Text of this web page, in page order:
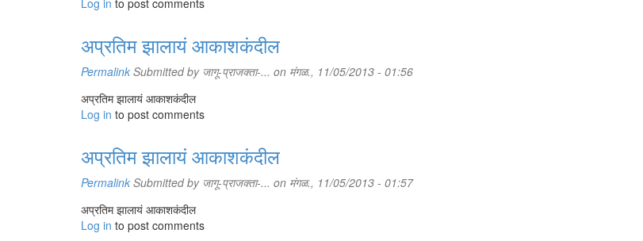
Log in to post comments
अप्रतिम झालायं आकाशकंदील
Permalink Submitted by जागू-प्राजक्ता-... on मंगळ., 11/05/2013 - 01:56
अप्रतिम झालायं आकाशकंदील
Log in to post comments
अप्रतिम झालायं आकाशकंदील
Permalink Submitted by जागू-प्राजक्ता-... on मंगळ., 11/05/2013 - 01:57
अप्रतिम झालायं आकाशकंदील
Log in to post comments